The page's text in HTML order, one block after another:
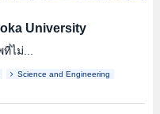
University
ไม่...
Science and Engineering